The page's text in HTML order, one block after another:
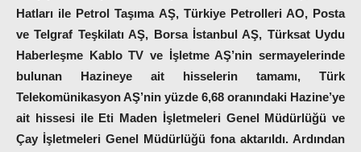
Hatları ile Petrol Taşıma AŞ, Türkiye Petrolleri AO, Posta
ve Telgraf Teşkilatı AŞ, Borsa İstanbul AŞ, Türksat Uydu
Haberleşme Kablo TV ve İşletme AŞ’nin sermayelerinde
bulunan Hazineye ait hisselerin tamamı, Türk
Telekomünikasyon AŞ’nin yüzde 6,68 oranındaki Hazine’ye
ait hissesi ile Eti Maden İşletmeleri Genel Müdürlüğü ve
Çay İşletmeleri Genel Müdürlüğü fona aktarıldı. Ardından